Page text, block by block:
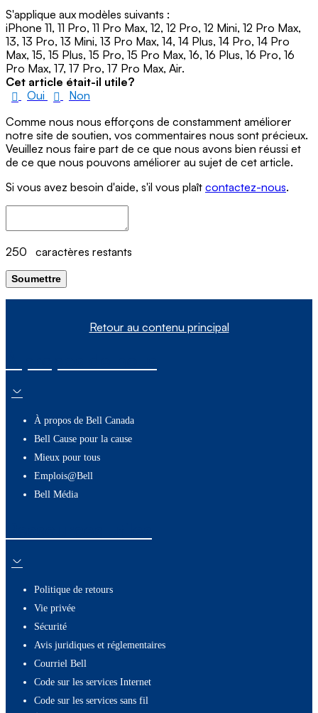
S'applique aux modèles suivants :
iPhone 11, 11 Pro, 11 Pro Max, 12, 12 Pro, 12 Mini, 12 Pro Max,
13, 13 Pro, 13 Mini, 13 Pro Max, 14, 14 Plus, 14 Pro, 14 Pro
Max, 15, 15 Plus, 15 Pro, 15 Pro Max, 16, 16 Plus, 16 Pro, 16
Pro Max, 17, 17 Pro, 17 Pro Max, Air.
Cet article était-il utile?
Oui
Non
Comme nous nous efforçons de constamment améliorer
notre site de soutien, vos commentaires nous sont précieux.
Veuillez nous faire part de ce que nous avons bien réussi et
de ce que nous pouvons améliorer au sujet de cet article.
Si vous avez besoin d'aide, s'il vous plaît contactez-nous.
250 caractères restants
Soumettre
Retour au contenu principal
À propos de Bell Canada
Bell Cause pour la cause
Mieux pour tous
Emplois@Bell
Bell Média
Politique de retours
Vie privée
Sécurité
Avis juridiques et réglementaires
Courriel Bell
Code sur les services Internet
Code sur les services sans fil